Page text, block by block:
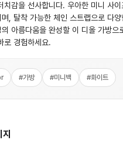
치감을 선사합니다. 우아한 미니 사
며, 탈착 가능한 체인 스트랩으로 다
의 아름다움을 완성할 이 디올 가방으
로 경험하세요.
#가방 #미니백 #화이트